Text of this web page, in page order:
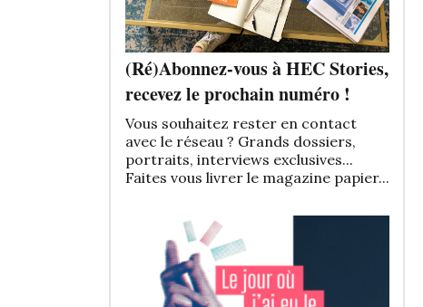
(Ré)Abonnez-vous à HEC Stories,
recevez le prochain numéro !
Vous souhaitez rester en contact
avec le réseau ? Grands dossiers,
portraits, interviews exclusives...
Faites vous livrer le magazine papier...